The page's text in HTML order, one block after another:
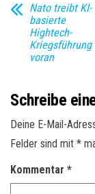
Nato treibt KI-
basierte
Hightech-
Kriegsführung
voran
Schreibe
Deine E-Mail-
Felder sind mit *
Kommentar *